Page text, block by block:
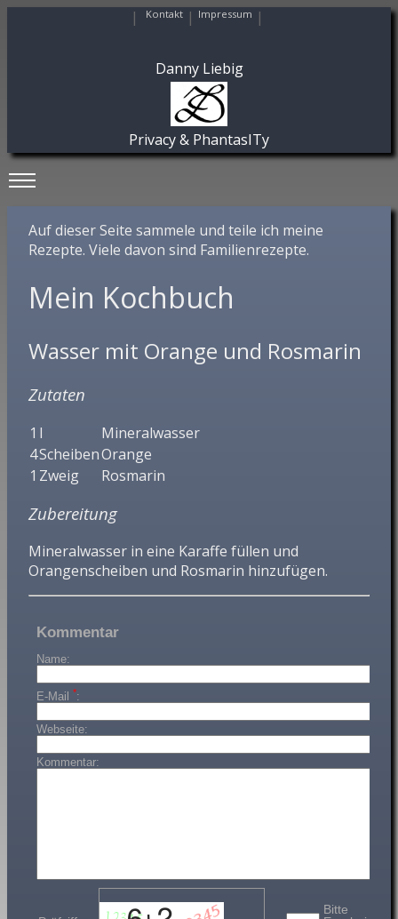
| Kontakt | Impressum |
Danny Liebig
Privacy & PhantasITy
Toggle main menu visibility
Auf dieser Seite sammele und teile ich meine
Rezepte. Viele davon sind Familienrezepte.
Mein Kochbuch
Wasser mit Orange und Rosmarin
Zutaten
1 l
Mineralwasser
4ScheibenOrange
1 Zweig Rosmarin
Zubereitung
Mineralwasser in eine Karaffe füllen und
Orangenscheiben und Rosmarin hinzufügen.